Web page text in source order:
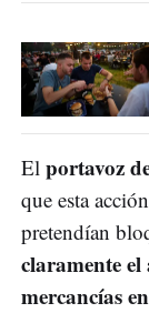
El portavoz
que esta
pretendían
claramente
mercancías